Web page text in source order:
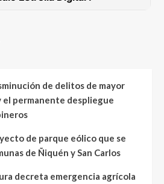
de delitos de mayor
el permanente despliegue
de parque eólico que se
de Ñiquén y San Carlos
decreta emergencia agrícola